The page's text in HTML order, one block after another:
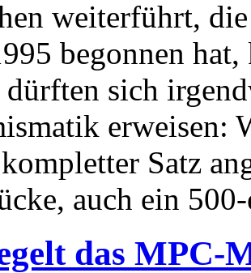
weiterführt,
begonnen
sich
erweisen:
Satz
auch ein
das MPC-